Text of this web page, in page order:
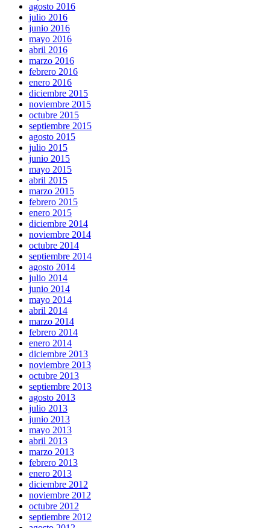
agosto 2016
julio 2016
junio 2016
mayo 2016
abril 2016
marzo 2016
febrero 2016
enero 2016
diciembre 2015
noviembre 2015
octubre 2015
septiembre 2015
agosto 2015
julio 2015
junio 2015
mayo 2015
abril 2015
marzo 2015
febrero 2015
enero 2015
diciembre 2014
noviembre 2014
octubre 2014
septiembre 2014
agosto 2014
julio 2014
junio 2014
mayo 2014
abril 2014
marzo 2014
febrero 2014
enero 2014
diciembre 2013
noviembre 2013
octubre 2013
septiembre 2013
agosto 2013
julio 2013
junio 2013
mayo 2013
abril 2013
marzo 2013
febrero 2013
enero 2013
diciembre 2012
noviembre 2012
octubre 2012
septiembre 2012